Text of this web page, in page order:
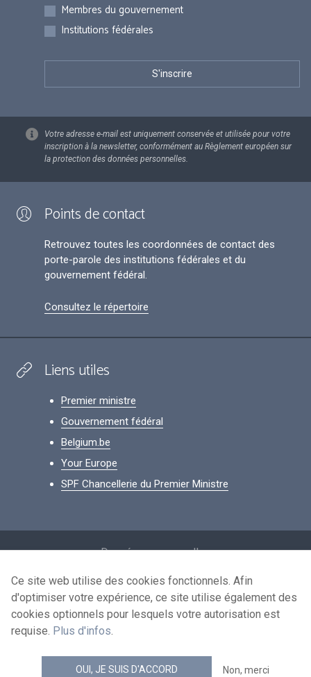
Membres du gouvernement
Institutions fédérales
Votre adresse e-mail est uniquement conservée et utilisée pour votre
inscription à la newsletter, conformément au Règlement européen sur
la protection des données personnelles.
Points de contact
Retrouvez toutes les coordonnées de contact des
porte-parole des institutions fédérales et du
gouvernement fédéral.
Consultez le répertoire
Liens utiles
Premier ministre
Gouvernement fédéral
Belgium.be
Your Europe
SPF Chancellerie du Premier Ministre
Données personnelles
Conditions de réutilisation
Contactez-nous
news.belgium flux RSS
Ce site web utilise des cookies fonctionnels. Afin
d'optimiser votre expérience, ce site utilise également des
cookies optionnels pour lesquels votre autorisation est
requise. Plus d'infos.
OUI, JE SUIS D'ACCORD Non, merci